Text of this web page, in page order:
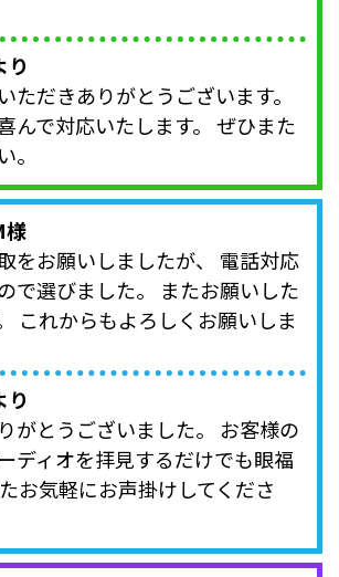
り
ただきありがとうございます。
んで対応いたします。 ぜひまた
。
をお願いしましたが、 電話対応
で選びました。 またお願いした
これからもよろしくお願いしま
り
がとうございました。 お客様の
ディオを拝見するだけでも眼福
お気軽にお声掛けしてくださ